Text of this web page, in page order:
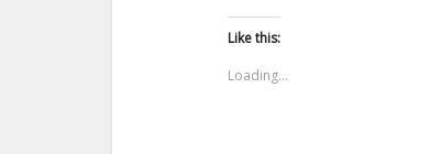
Like this:
Loading...